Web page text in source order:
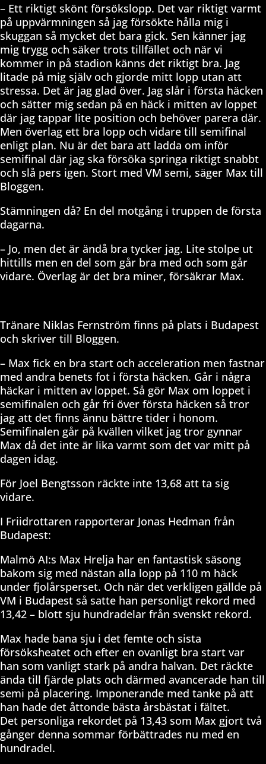
– Ett riktigt skönt försökslopp. Det var riktigt varmt
på uppvärmningen så jag försökte hålla mig i
skuggan så mycket det bara gick. Sen känner jag
mig trygg och säker trots tillfället och när vi
kommer in på stadion känns det riktigt bra. Jag
litade på mig själv och gjorde mitt lopp utan att
stressa. Det är jag glad över. Jag slår i första häcken
och sätter mig sedan på en häck i mitten av loppet
där jag tappar lite position och behöver parera där.
Men överlag ett bra lopp och vidare till semifinal
enligt plan. Nu är det bara att ladda om inför
semifinal där jag ska försöka springa riktigt snabbt
och slå pers igen. Stort med VM semi, säger Max till
Bloggen.
Stämningen då? En del motgång i truppen de första
dagarna.
– Jo, men det är ändå bra tycker jag. Lite stolpe ut
hittills men en del som går bra med och som går
vidare. Överlag är det bra miner, försäkrar Max.
Tränare Niklas Fernström finns på plats i Budapest
och skriver till Bloggen.
– Max fick en bra start och acceleration men fastnar
med andra benets fot i första häcken. Går i några
häckar i mitten av loppet. Så gör Max om loppet i
semifinalen och går fri över första häcken så tror
jag att det finns ännu bättre tider i honom.
Semifinalen går på kvällen vilket jag tror gynnar
Max då det inte är lika varmt som det var mitt på
dagen idag.
För Joel Bengtsson räckte inte 13,68 att ta sig
vidare.
I Friidrottaren rapporterar Jonas Hedman från
Budapest:
Malmö AI:s Max Hrelja har en fantastisk säsong
bakom sig med nästan alla lopp på 110 m häck
under fjolårsperset. Och när det verkligen gällde på
VM i Budapest så satte han personligt rekord med
13,42 – blott sju hundradelar från svenskt rekord.
Max hade bana sju i det femte och sista
försöksheatet och efter en ovanligt bra start var
han som vanligt stark på andra halvan. Det räckte
ända till fjärde plats och därmed avancerade han till
semi på placering. Imponerande med tanke på att
han hade det åttonde bästa årsbästat i fältet.
Det personliga rekordet på 13,43 som Max gjort två
gånger denna sommar förbättrades nu med en
hundradel.